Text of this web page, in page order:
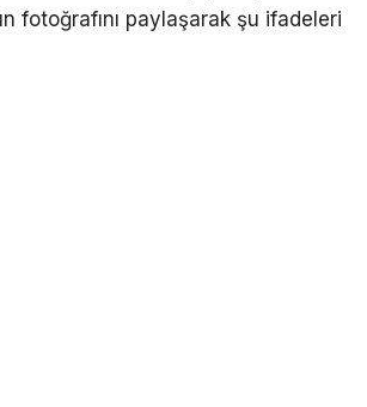
fotoğrafını paylaşarak şu ifadeleri